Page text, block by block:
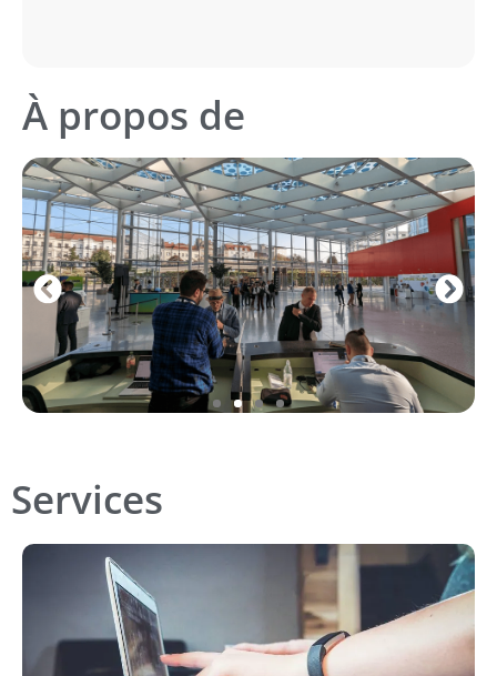
À propos de
Services